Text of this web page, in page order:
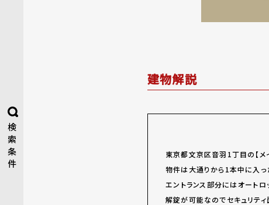
検
索
条
件
建物解説
東京都文京区音羽1丁目の【メ
物件は大通りから1本中に入っ
エントランス部分にはオート
解錠が可能なのでセキュリティ